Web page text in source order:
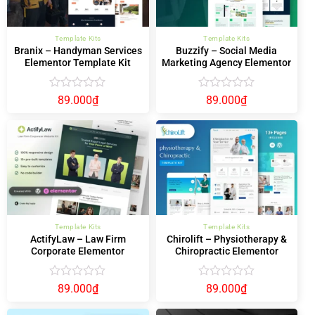
Template Kits
Branix – Handyman Services
Elementor Template Kit
Được
hạng
0
sao
89.000₫
Template Kits
Buzzify – Social Media
Marketing Agency Elementor
Template Kit
Được
hạng
5
89.000₫
Template Kits
ActifyLaw – Law Firm
Corporate Elementor
Template Kit
Được
hạng
89.000₫
Template Kits
Chirolift – Physiotherapy &
Chiropractic Elementor
Template Kit
Được
hạng
89.000₫